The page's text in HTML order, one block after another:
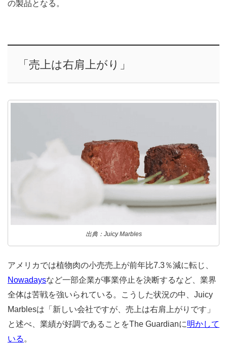
の製品となる。
「売上は右肩上がり」
出典：Juicy Marbles
アメリカでは植物肉の小売売上が前年比7.3％減に転じ、
Nowadaysなど一部企業が事業停止を決断するなど、業界
全体は苦戦を強いられている。こうした状況の中、Juicy
Marblesは「新しい会社ですが、売上は右肩上がりです」
と述べ、業績が好調であることをThe Guardianに明かして
いる 。